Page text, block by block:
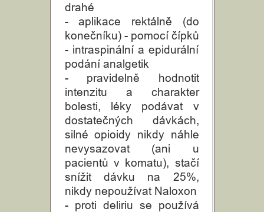
drahé
- aplikace rektálně (do
konečníku) - pomocí čípků
- intraspinální a epidurální
podání analgetik
- pravidelně hodnotit
intenzitu a charakter
bolesti, léky podávat v
dostatečných dávkách,
silné opioidy nikdy náhle
nevysazovat (ani u
pacientů v komatu), stačí
snížit dávku na 25%,
nikdy nepoužívat Naloxon
- proti deliriu se používá